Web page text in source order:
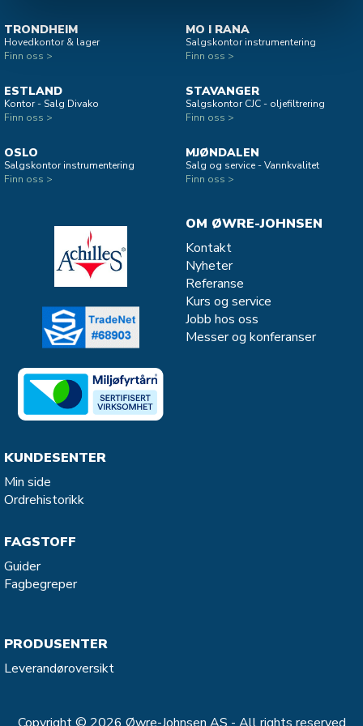
TRONDHEIM
Hovedkontor & lager
Finn oss >
ESTLAND
Kontor - Salg Divako
Finn oss >
OSLO
Salgskontor instrumentering
Finn oss >
MO I RANA
Salgskontor instrumentering
Finn oss >
STAVANGER
Salgskontor CJC - oljefiltrering
Finn oss >
MJØNDALEN
Salg og service - Vannkvalitet
Finn oss >
OM ØWRE-JOHNSEN
Kontakt
Nyheter
Referanse
Kurs og service
Jobb hos oss
Messer og konferanser
KUNDESENTER
Min side
Ordrehistorikk
FAGSTOFF
Guider
Fagbegreper
PRODUSENTER
Leverandøroversikt